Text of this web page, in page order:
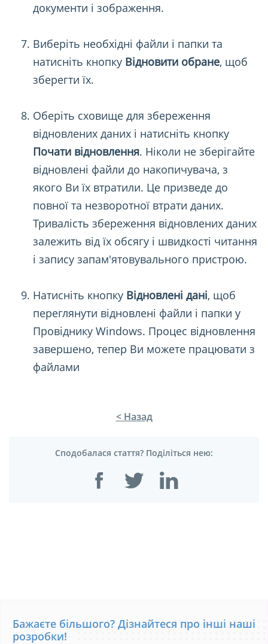
документи і зображення.
Виберіть необхідні файли і папки та
натисніть кнопку Відновити обране, щоб
зберегти їх.
Оберіть сховище для збереження
відновлених даних і натисніть кнопку
Почати відновлення. Ніколи не зберігайте
відновлені файли до накопичувача, з
якого Ви їх втратили. Це призведе до
повної та незворотної втрати даних.
Тривалість збереження відновлених даних
залежить від їх обсягу і швидкості читання
і запису запам'ятовувального пристрою.
Натисніть кнопку Відновлені дані, щоб
переглянути відновлені файли і папки у
Провіднику Windows. Процес відновлення
завершено, тепер Ви можете працювати з
файлами
< Назад
Сподобалася стаття? Поділіться нею:
Бажаєте більшого? Дізнайтеся про інші наші
розробки!